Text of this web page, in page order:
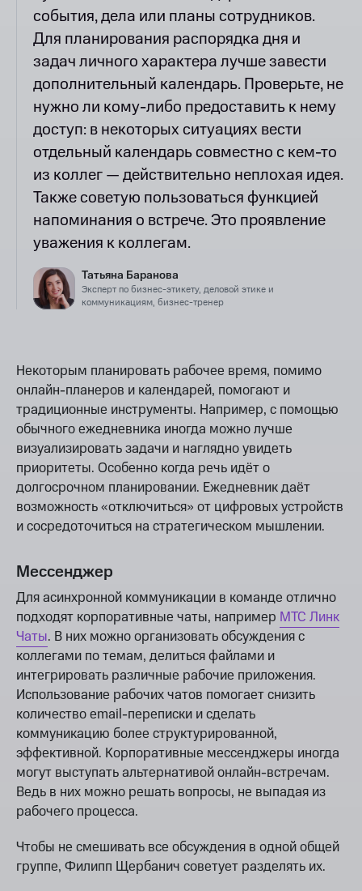
события, дела или планы сотрудников.
Для планирования распорядка дня и
задач личного характера лучше завести
дополнительный календарь. Проверьте, не
нужно ли кому-либо предоставить к нему
доступ: в некоторых ситуациях вести
отдельный календарь совместно с кем-то
из коллег — действительно неплохая идея.
Также советую пользоваться функцией
напоминания о встрече. Это проявление
уважения к коллегам.
Татьяна Баранова
Эксперт по бизнес-этикету, деловой этике и
коммуникациям, бизнес-тренер
Некоторым планировать рабочее время, помимо
онлайн-планеров и календарей, помогают и
традиционные инструменты. Например, с помощью
обычного ежедневника иногда можно лучше
визуализировать задачи и наглядно увидеть
приоритеты. Особенно когда речь идёт о
долгосрочном планировании. Ежедневник даёт
возможность «отключиться» от цифровых устройств
и сосредоточиться на стратегическом мышлении.
Мессенджер
Для асинхронной коммуникации в команде отлично
подходят корпоративные чаты, например МТС Линк
Чаты. В них можно организовать обсуждения с
коллегами по темам, делиться файлами и
интегрировать различные рабочие приложения.
Использование рабочих чатов помогает снизить
количество email-переписки и сделать
коммуникацию более структурированной,
эффективной. Корпоративные мессенджеры иногда
могут выступать альтернативой онлайн-встречам.
Ведь в них можно решать вопросы, не выпадая из
рабочего процесса.
Чтобы не смешивать все обсуждения в одной общей
группе, Филипп Щербанич советует разделять их.